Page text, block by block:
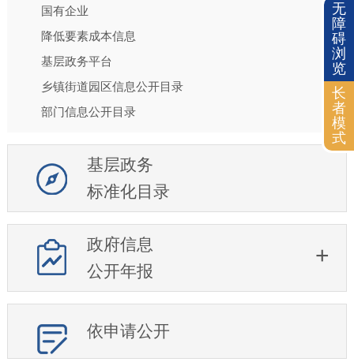
无
障
碍
浏
览
长
者
模
式
国有企业
降低要素成本信息
基层政务平台
乡镇街道园区信息公开目录
部门信息公开目录
基层政务
标准化目录
政府信息
公开年报
依申请公开